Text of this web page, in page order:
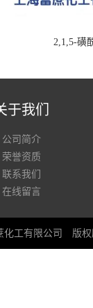
2,1,5-磺
于我们
公司简介
荣誉资质
联系我们
在线留言
化工有限公司 版